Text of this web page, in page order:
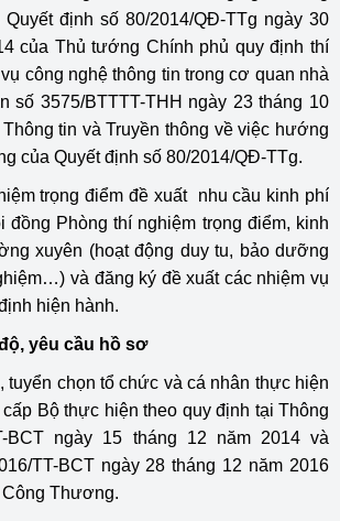
định số 80/2014/QĐ-TTg ngày 30
của Thủ tướng Chính phủ quy định thí
công nghệ thông tin trong cơ quan nhà
số 3575/BTTTT-THH ngày 23 tháng 10
tin và Truyền thông về việc hướng
của Quyết định số 80/2014/QĐ-TTg.
trọng điểm đề xuất nhu cầu kinh phí
đồng Phòng thí nghiệm trọng điểm, kinh
xuyên (hoạt động duy tu, bảo dưỡng
và đăng ký đề xuất các nhiệm vụ
hiện hành.
yêu cầu hồ sơ
tuyển chọn tổ chức và cá nhân thực hiện
Bộ thực hiện theo quy định tại Thông
BCT ngày 15 tháng 12 năm 2014 và
TT-BCT ngày 28 tháng 12 năm 2016
Thương.